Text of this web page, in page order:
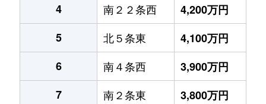
4
南２２条西
4,200万円
5
北５条東
4,100万円
6
南４条西
3,900万円
7
南２条東 3,800万円